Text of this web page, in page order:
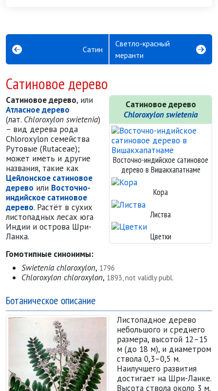
Сатин
Светло-красный
меранти
Сатиновое дерево
Сатиновое дерево
Chloroxylon swietenia
Восточно-индийское сатиновое
дерево в Вишакхапатнаме
Кора
Листва
Цветки
Сатиновое дерево, или
Атласное дерево
(лат. Chloroxylon swietenia)
– вид дерева рода
Chloroxylon семейства
Рутовые (Rutaceae);
может иметь и другие
названия, такие как
Цейлонское сатиновое
дерево или Восточно-
индийское сатиновое
дерево. Растёт в сухих
листопадных лесах юга
Индии и острова Шри-
Ланка.
Гомотипные синонимы:
Swietenia chloroxylon, 1796
Chloroxylon chloroxylon, 1893, not validly publ.
Ботаническое описание
Листопадное дерево
небольшого и среднего
размера, высотой 12–15
м (до 18 м), и диаметром
ствола 0,3–0,5 м.
Наилучшего развития
достигает на Шри-Ланке.
Высота ствола около 3 м.